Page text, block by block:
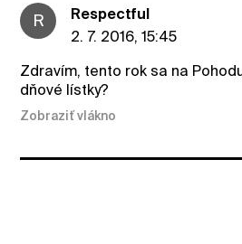
R
Respectful
2. 7. 2016, 15:45
Zdravím, tento rok sa na
dňové lístky?
Zobraziť vlákno